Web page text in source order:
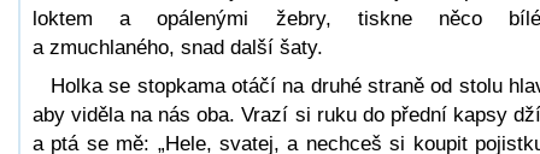
loktem a opálenými žebry, tiskne něco
a zmuchlaného, snad další šaty.
Holka se stopkama otáčí na druhé straně od stolu
aby viděla na nás oba. Vrazí si ruku do přední kapsy
a ptá se mě: „Hele, svatej, a nechceš si koupit